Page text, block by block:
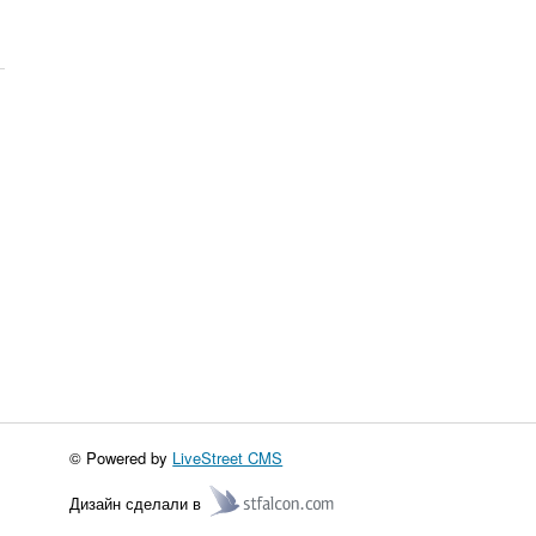
© Powered by LiveStreet CMS
Дизайн сделали в